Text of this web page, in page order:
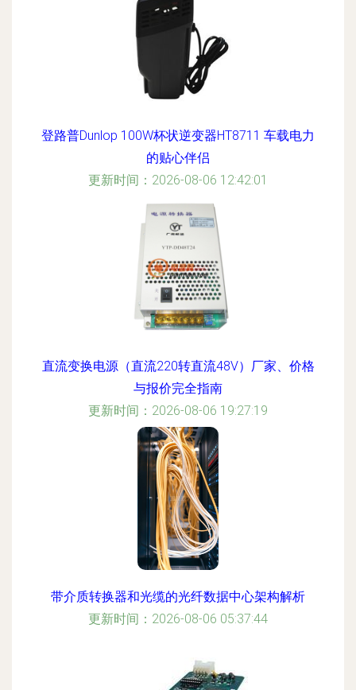
登路普Dunlop 100W杯状逆变器HT8711 车载电力
的贴心伴侣
更新时间：2026-08-06 12:42:01
直流变换电源（直流220转直流48V）厂家、价格
与报价完全指南
更新时间：2026-08-06 19:27:19
带介质转换器和光缆的光纤数据中心架构解析
更新时间：2026-08-06 05:37:44